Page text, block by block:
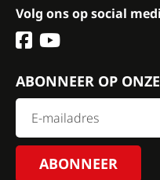
Volg ons op social
ABONNEER OP